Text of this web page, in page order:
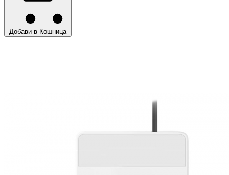
Добави в Кошница